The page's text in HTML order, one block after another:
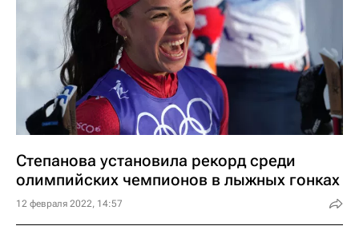
Степанова установила рекорд среди
олимпийских чемпионов в лыжных гонках
12 февраля 2022, 14:57